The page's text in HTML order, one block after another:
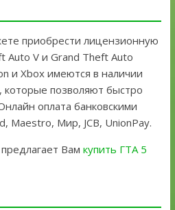
приобрести лицензионную
Auto V и Grand Theft Auto
и Xbox имеются в наличии
которые позволяют быстро
оплата банковскими
Maestro, Мир, JCB, UnionPay.
Вам купить ГТА 5